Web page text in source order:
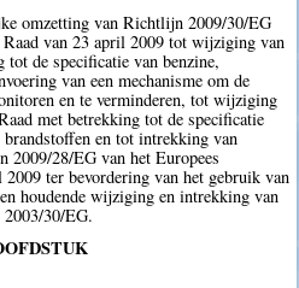
omzetting van Richtlijn 2009/30/EG
Raad van 23 april 2009 tot wijziging van
de specificatie van benzine,
van een mechanisme om de
en te verminderen, tot wijziging
met betrekking tot de specificatie
en tot intrekking van
28/EG van het Europees
ter bevordering van het gebruik van
houdende wijziging en intrekking van
30/EG.